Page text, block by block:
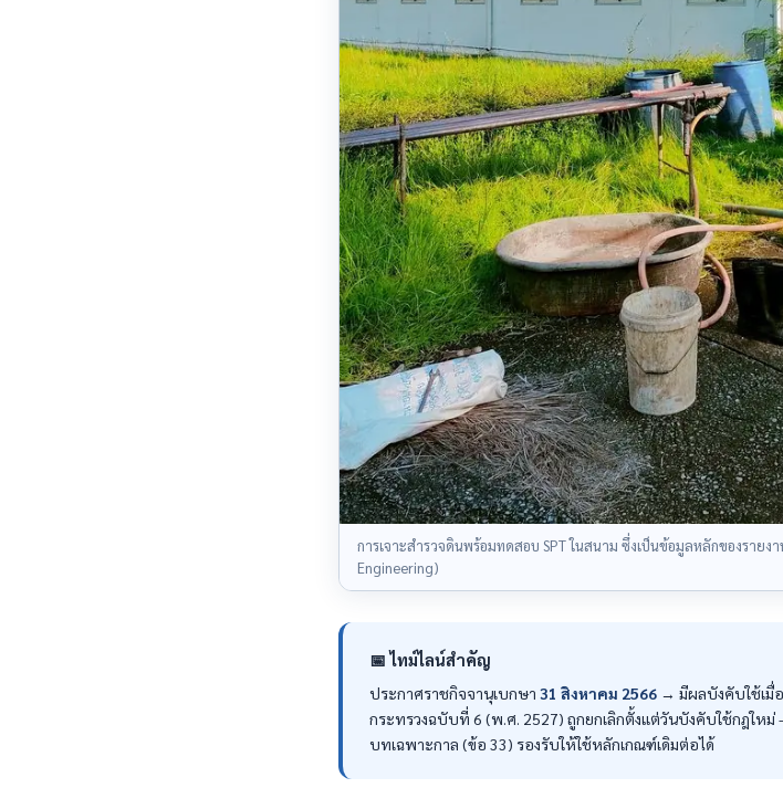
การเจาะสำรวจดินพร้อมทดสอบ SPT ในสนาม ซึ่งเป็นข้อมูลหลักของรายง
Engineering)
📅 ไทม์ไลน์สำคัญ
ประกาศราชกิจจานุเบกษา 31 สิงหาคม 2566 → มีผลบังคับใช้เมื่
กระทรวงฉบับที่ 6 (พ.ศ. 2527) ถูกยกเลิกตั้งแต่วันบังคับใช้กฎให
บทเฉพาะกาล (ข้อ 33) รองรับให้ใช้หลักเกณฑ์เดิมต่อได้